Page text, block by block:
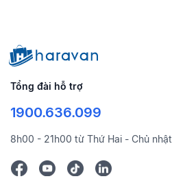
Tổng đài hỗ trợ
1900.636.099
8h00 - 21h00 từ Thứ Hai - Chủ nhật